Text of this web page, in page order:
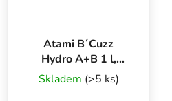
Atami B´Cuzz
Hydro A+B 1 l,
základné hnojivo
pre rast a kvitnutie
Skladem (>5 ks)